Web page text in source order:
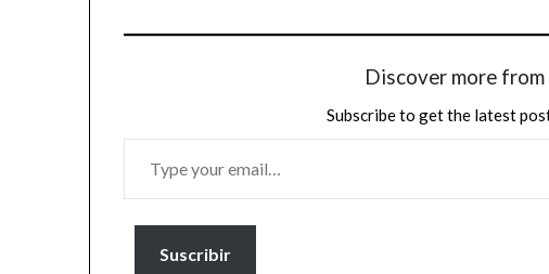
Discover more from
Subscribe to get the latest
YOUR
EMAIL…
Suscribir